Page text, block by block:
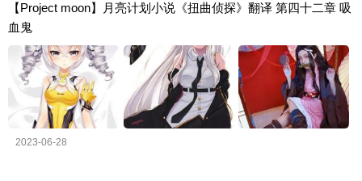
【Project moon】月亮计划小说《扭曲侦探》翻译 第四十二章 吸
血鬼
2023-06-28